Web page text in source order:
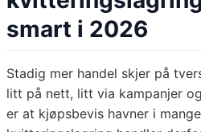
smart i 2026
Stadig mer handel skjer på
litt på nett, litt via kampanjer
er at kjøpsbevis havner i